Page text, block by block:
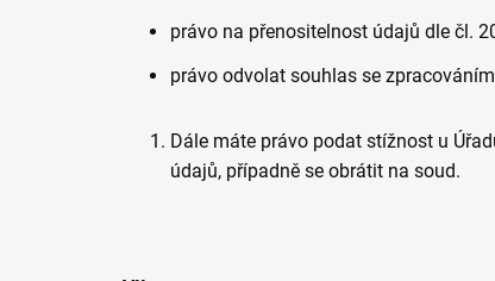
právo na přenositelnost údajů dle čl.
právo odvolat souhlas se
Dále máte právo podat stížnost u
údajů, případně se obrátit na soud.